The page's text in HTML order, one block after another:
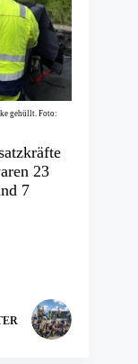
gehüllt. Foto:
23
7